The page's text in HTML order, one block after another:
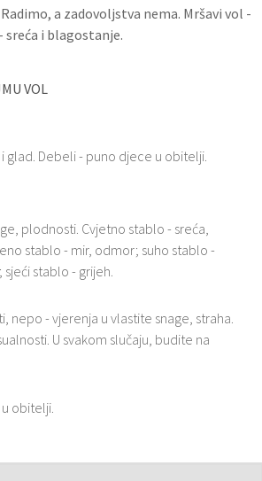
a zadovoljstva nema. Mršavi vol -
i blagostanje.
VOL
i glad. Debeli - puno djece u obitelji.
plodnosti. Cvjetno stablo - sreća,
stablo - mir, odmor; suho stablo -
stablo - grijeh.
nepo - vjerenja u vlastite snage, straha.
U svakom slučaju, budite na
obitelji.